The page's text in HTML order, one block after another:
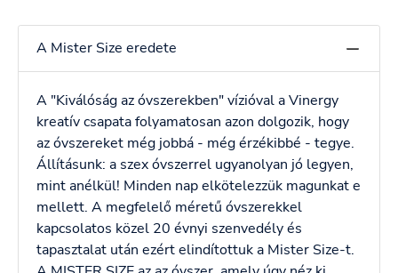
A Mister Size eredete
A "Kiválóság az óvszerekben" vízióval a Vinergy
kreatív csapata folyamatosan azon dolgozik, hogy
az óvszereket még jobbá - még érzékibbé - tegye.
Állításunk: a szex óvszerrel ugyanolyan jó legyen,
mint anélkül! Minden nap elkötelezzük magunkat e
mellett. A megfelelő méretű óvszerekkel
kapcsolatos közel 20 évnyi szenvedély és
tapasztalat után ezért elindítottuk a Mister Size-t.